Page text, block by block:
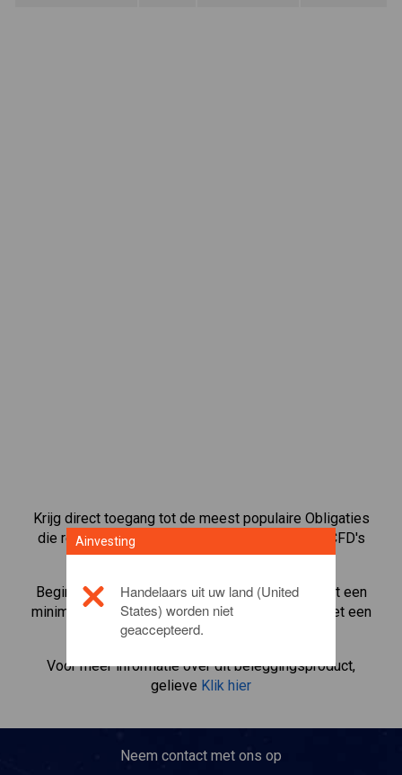
Krijg direct toegang tot de meest populaire Obligaties
die rechtstreeks op ons handelsplatform voor CFD's
beschikbaar zijn.
Begin met het handelen in CFD's in Shiba Inu
met een
minimum onderhoudsmarge, beste uitvoering, met een
hefboom tot 1:200.
Voor meer informatie over dit beleggingsproduct,
gelieve Klik hier
Neem contact met ons op
Ainvesting
Handelaars uit uw land (United
States) worden niet
geaccepteerd.